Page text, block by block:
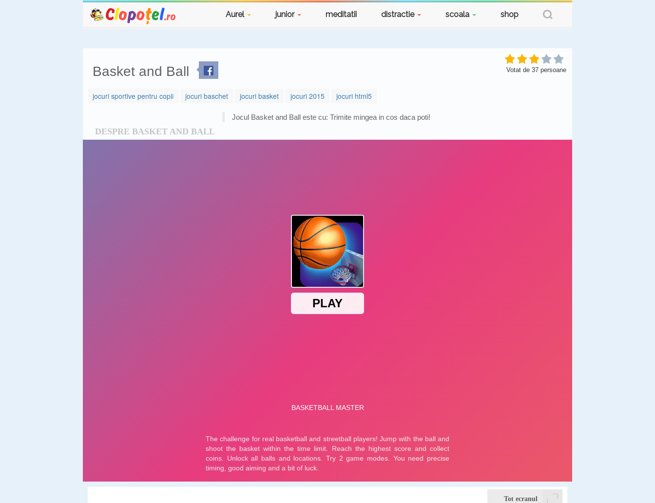
Aurel junior meditatii distractie scoala shop
Basket and Ball Votat de 37 persoane
jocuri sportive pentru copii jocuri baschet jocuri basket jocuri 2015 jocuri html5
DESPRE BASKET AND BALL
Jocul Basket and Ball este cu: Trimite mingea in cos daca poti!
Tot ecranul